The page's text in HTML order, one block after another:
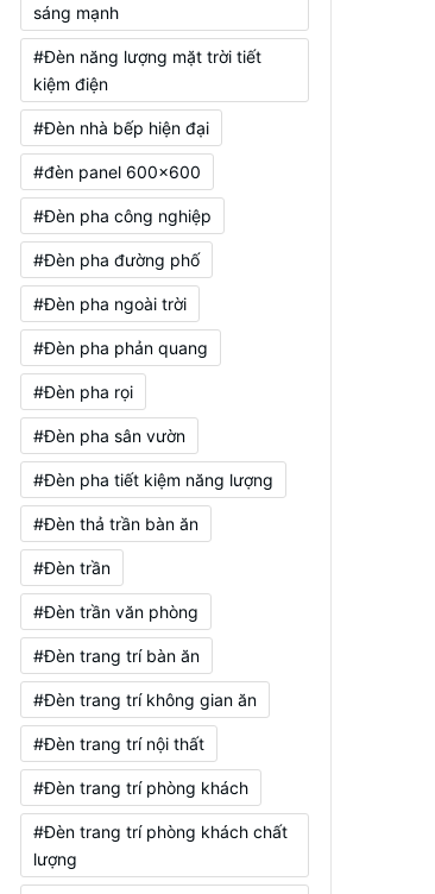
sáng mạnh
#Đèn năng lượng mặt trời tiết
kiệm điện
#Đèn nhà bếp hiện đại
#đèn panel 600x600
#Đèn pha công nghiệp
#Đèn pha đường phố
#Đèn pha ngoài trời
#Đèn pha phản quang
#Đèn pha rọi
#Đèn pha sân vườn
#Đèn pha tiết kiệm năng lượng
#Đèn thả trần bàn ăn
#Đèn trần
#Đèn trần văn phòng
#Đèn trang trí bàn ăn
#Đèn trang trí không gian ăn
#Đèn trang trí nội thất
#Đèn trang trí phòng khách
#Đèn trang trí phòng khách chất
lượng